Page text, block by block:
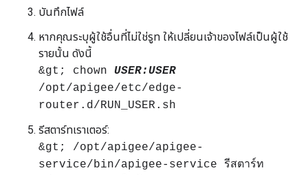
บันทึกไฟล์
หากคุณระบุผู้ใช้อื่นที่ไม่ใช่รูท ให้เปลี่ยนเจ้าของไฟล์เป็นผู้ใช้
รายนั้น ดังนี้
&gt; chown USER:USER
/opt/apigee/etc/edge-
router.d/RUN_USER.sh
รีสตาร์ทเราเตอร์:
&gt; /opt/apigee/apigee-
service/bin/apigee-service รีสตาร์ท